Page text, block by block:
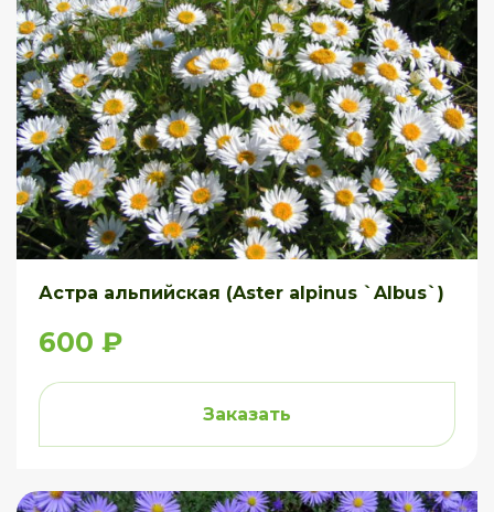
Астра альпийская (Aster alpinus `Albus`)
600 ₽
Заказать